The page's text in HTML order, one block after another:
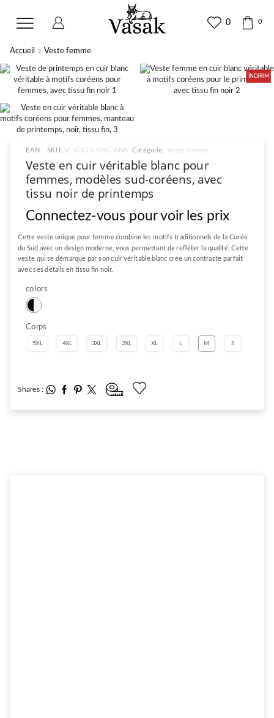
0 0
Accueil Veste femme
İNDIRIM
EAN: SKU: VL-GK23-KHC-ANA Catégorie: Veste femme
Veste en cuir véritable blanc pour
femmes, modèles sud-coréens, avec
tissu noir de printemps
Connectez-vous pour voir les prix
Cette veste unique pour femme combine les motifs traditionnels de la Corée
du Sud avec un design moderne, vous permettant de refléter la qualité. Cette
veste qui se démarque par son cuir véritable blanc crée un contraste parfait
avec ses détails en tissu fin noir.
colors
Corps
5XL 4XL 3XL 2XL XL L M S
Shares :